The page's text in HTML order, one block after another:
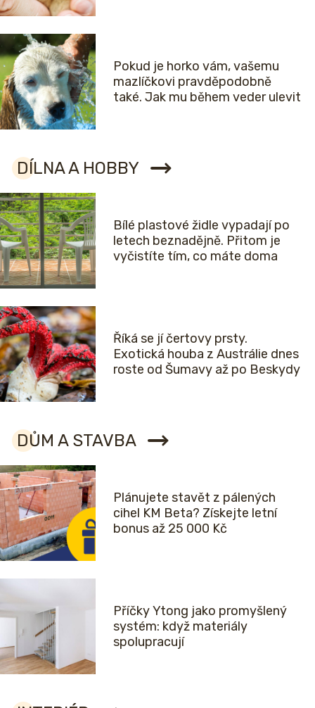
Pokud je horko vám, vašemu
mazlíčkovi pravděpodobně
také. Jak mu během veder ulevit
DÍLNA A HOBBY
Bílé plastové židle vypadají po
letech beznadějně. Přitom je
vyčistíte tím, co máte doma
Říká se jí čertovy prsty.
Exotická houba z Austrálie dnes
roste od Šumavy až po Beskydy
DŮM A STAVBA
Plánujete stavět z pálených
cihel KM Beta? Získejte letní
bonus až 25 000 Kč
Příčky Ytong jako promyšlený
systém: když materiály
spolupracují